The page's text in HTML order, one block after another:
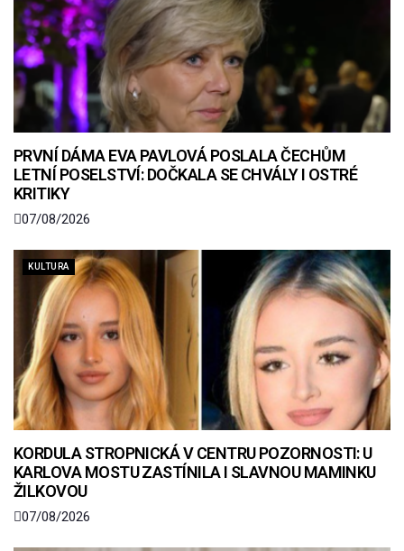
PRVNÍ DÁMA EVA PAVLOVÁ POSLALA ČECHŮM
LETNÍ POSELSTVÍ: DOČKALA SE CHVÁLY I OSTRÉ
KRITIKY
07/08/2026
KULTURA
KORDULA STROPNICKÁ V CENTRU POZORNOSTI: U
KARLOVA MOSTU ZASTÍNILA I SLAVNOU MAMINKU
ŽILKOVOU
07/08/2026